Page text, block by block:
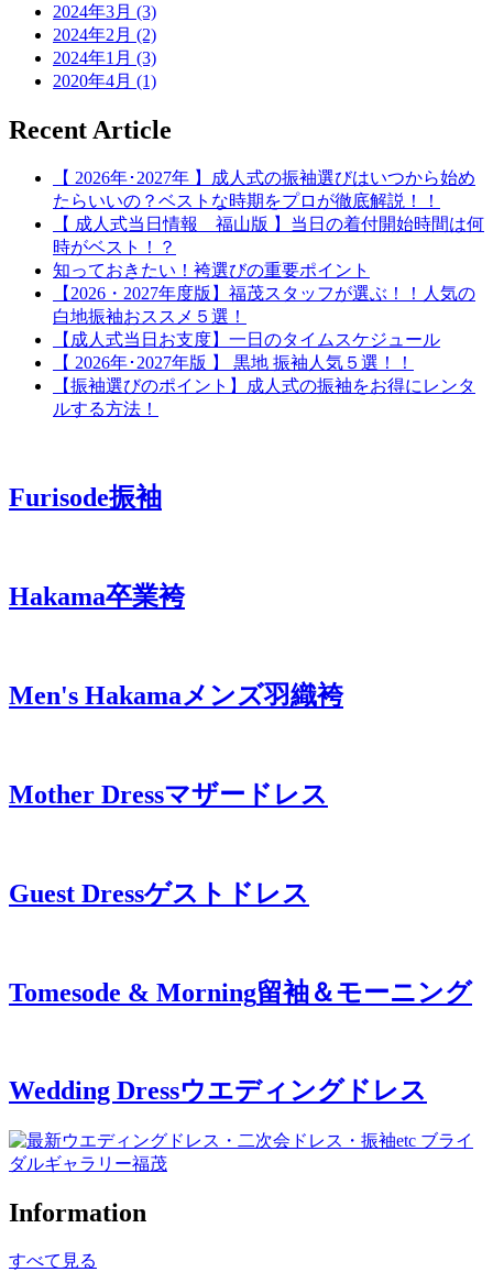
2024年3月 (3)
2024年2月 (2)
2024年1月 (3)
2020年4月 (1)
Recent Article
【 2026年･2027年 】成人式の振袖選びはいつから始め
たらいいの？ベストな時期をプロが徹底解説！！
【 成人式当日情報 福山版 】当日の着付開始時間は何
時がベスト！？
知っておきたい！袴選びの重要ポイント
【2026・2027年度版】福茂スタッフが選ぶ！！人気の
白地振袖おススメ５選！
【成人式当日お支度】一日のタイムスケジュール
【 2026年･2027年版 】 黒地 振袖人気５選！！
【振袖選びのポイント】成人式の振袖をお得にレンタ
ルする方法！
Furisode振袖
Hakama卒業袴
Men's Hakamaメンズ羽織袴
Mother Dressマザードレス
Guest Dressゲストドレス
Tomesode & Morning留袖＆モーニング
Wedding Dressウエディングドレス
Information
すべて見る